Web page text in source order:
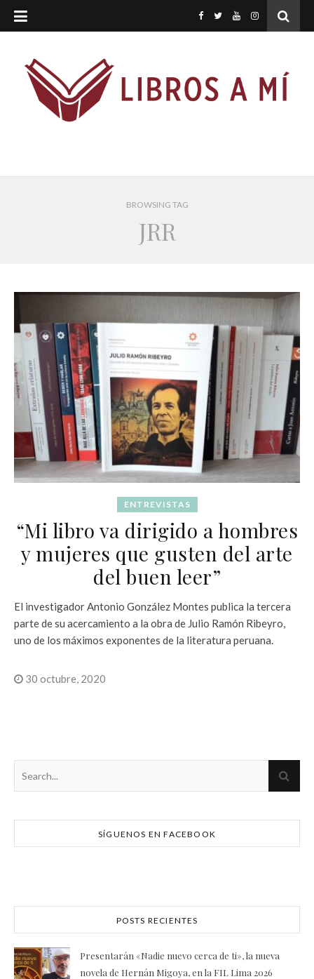
BROWSING TAG
JRR
ENTREVISTAS
“Mi libro va dirigido a hombres
y mujeres que gusten del arte
del buen leer”
El investigador Antonio González Montes publica la tercera
parte de su acercamiento a la obra de Julio Ramón Ribeyro,
uno de los máximos exponentes de la literatura peruana.
30 octubre, 2020
SÍGUENOS EN FACEBOOK
POSTS RECIENTES
Presentarán «Nadie nuevo cerca de ti», la nueva
novela de Hernán Migoya, en la FIL Lima 2026